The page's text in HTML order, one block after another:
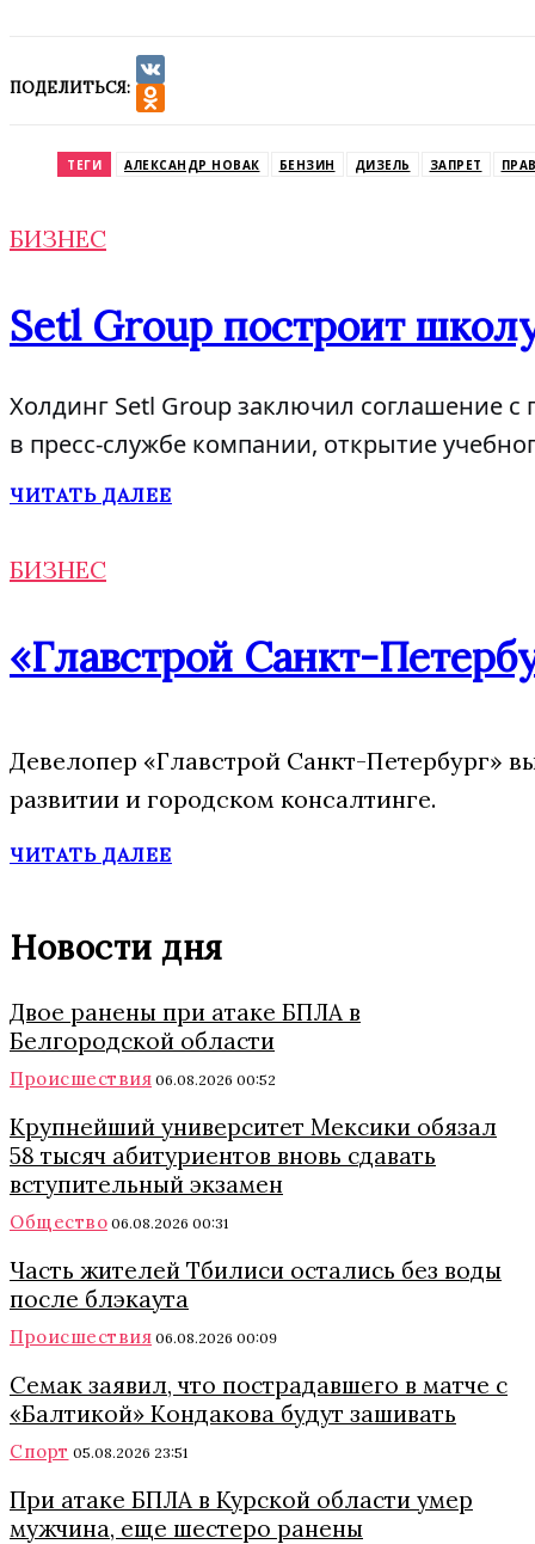
ПОДЕЛИТЬСЯ:
VK
ТЕГИ АЛЕКСАНДР НОВАК БЕНЗИН ДИЗЕЛЬ ЗАПРЕТ
БИЗНЕС
Setl Group построит
Холдинг Setl Group заключил соглашение с
в пресс-службе компании, открытие
ЧИТАТЬ ДАЛЕЕ
БИЗНЕС
«Главстрой Санкт-
Девелопер «Главстрой Санкт-Петербург»
развитии и городском консалтинге.
ЧИТАТЬ ДАЛЕЕ
Новости дня
Двое ранены при атаке БПЛА в
Белгородской области
Происшествия 06.08.2026 00:52
Крупнейший университет Мексики обязал
58 тысяч абитуриентов вновь сдавать
вступительный экзамен
Общество 06.08.2026 00:31
Часть жителей Тбилиси остались без воды
после блэкаута
Происшествия 06.08.2026 00:09
Семак заявил, что пострадавшего в матче с
«Балтикой» Кондакова будут зашивать
Спорт 05.08.2026 23:51
При атаке БПЛА в Курской области умер
мужчина, еще шестеро ранены